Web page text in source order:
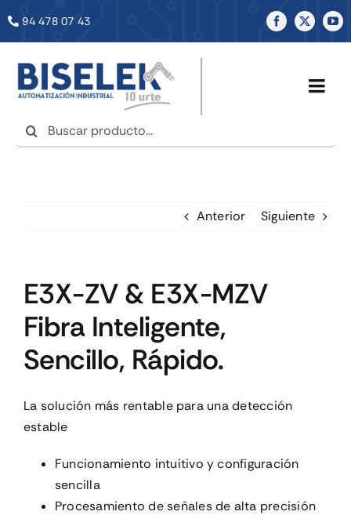
94 478 07 43
Buscar:
INICIO
TIENDA
NOTICIAS
CARRITO
Anterior Siguiente
E3X-ZV & E3X-MZV
Fibra Inteligente,
Sencillo, Rápido.
La solución más rentable para una detección
estable
Funcionamiento intuitivo y configuración
sencilla
Procesamiento de señales de alta precisión